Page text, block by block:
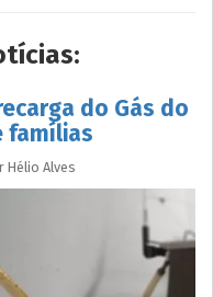
do Gás do
famílias
Hélio Alves